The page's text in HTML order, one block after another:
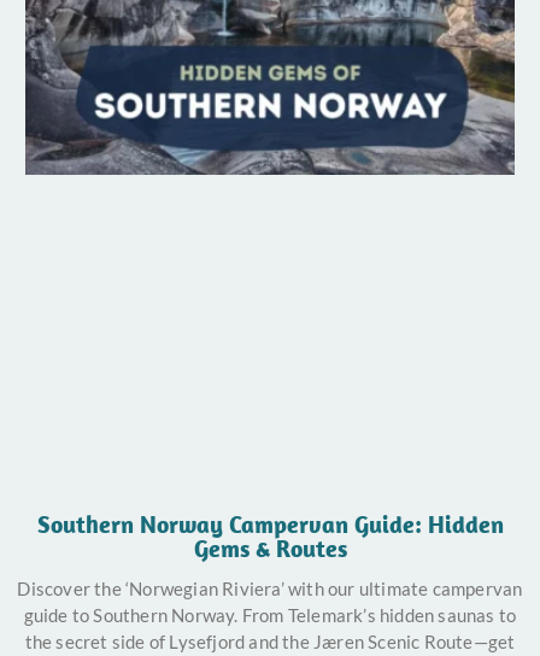
Southern Norway Campervan Guide: Hidden
Gems & Routes
Discover the ‘Norwegian Riviera’ with our ultimate campervan
guide to Southern Norway. From Telemark’s hidden saunas to
the secret side of Lysefjord and the Jæren Scenic Route—get